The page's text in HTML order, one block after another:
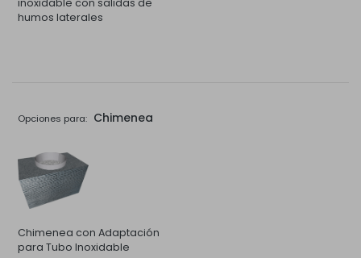
humos laterales
Opciones para: Chimenea
Chimenea con Adaptación
para Tubo Inoxidable